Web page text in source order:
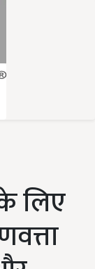
लिए